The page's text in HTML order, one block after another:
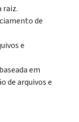
raiz.
de
e
em
de arquivos e